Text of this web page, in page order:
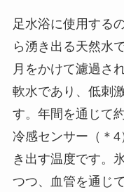
足水浴に使用する
ら湧き出る天然水
月をかけて濾過さ
軟水であり、低刺
す。年間を通じて
冷感センサー（＊4
き出す温度です。
つつ、血管を通じ